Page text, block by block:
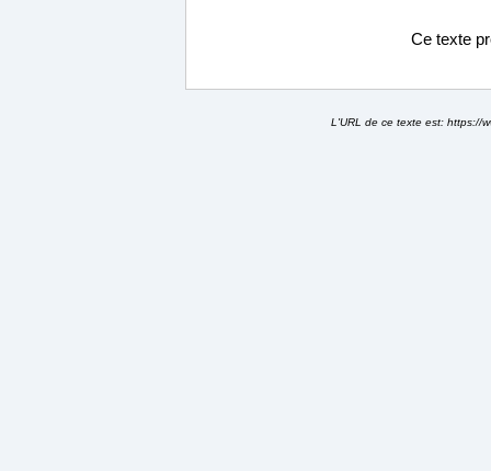
Ce texte
L'URL de ce texte est: https://